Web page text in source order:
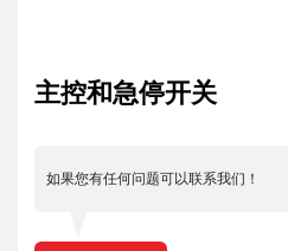
主控和急停开关
如果您有任何问题可以联系我们！